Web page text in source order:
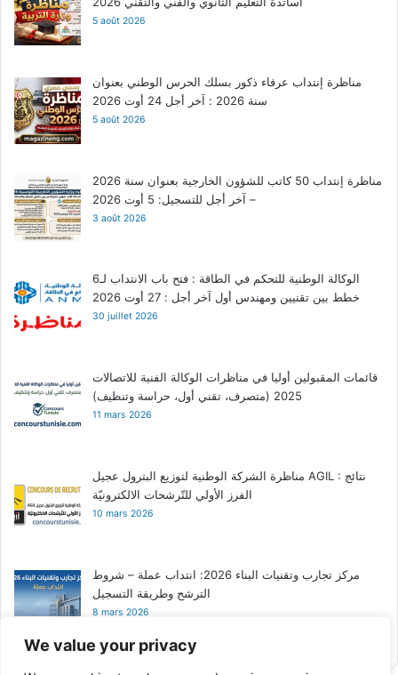
We value your privacy
5 août 2026
مناظرة إنتداب عرفاء ذكور بسلك الحرس الوطني بعنوان
سنة 2026 : آخر أجل 24 أوت 2026
5 août 2026
مناظرة إنتداب 50 كاتب للشؤون الخارجية بعنوان سنة 2026
– آخر أجل للتسجيل: 5 أوت 2026
3 août 2026
الوكالة الوطنية للتحكم في الطاقة : فتح باب الانتداب لـ6
خطط بين تقنيين ومهندس أول آخر أجل : 27 أوت 2026
30 juillet 2026
قائمات المقبولين أوليا في مناظرات الوكالة الفنية للاتصالات
2025 (متصرف، تقني أول، حراسة وتنظيف)
11 mars 2026
مناظرة الشركة الوطنية لتوزيع البترول عجيل AGIL : نتائج
الفرز الأولي للتّرشحات الالكترونيّة
10 mars 2026
مركز تجارب وتقنيات البناء 2026: انتداب عملة – شروط
الترشح وطريقة التسجيل
8 mars 2026